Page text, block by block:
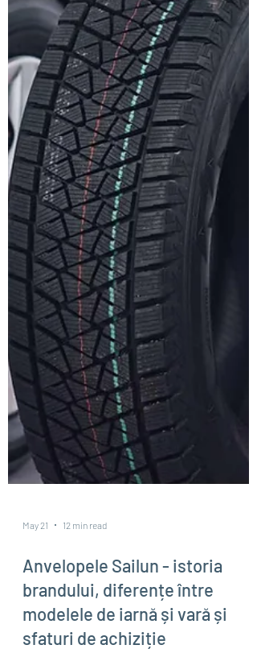
May 21 12 min read
Anvelopele Sailun - istoria